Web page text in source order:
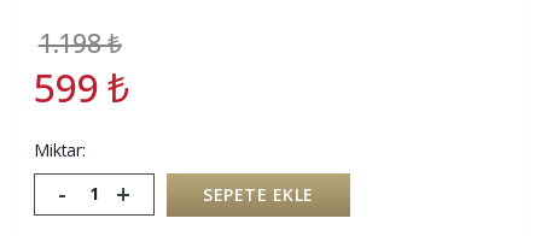
1.198₺
599₺
Miktar:
- + SEPETE EKLE